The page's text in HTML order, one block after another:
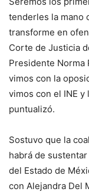
tenderles la mano
transforme en
Corte de Justicia
Presidente Norma
vimos con la
vimos con el INE y
puntualizó.
Sostuvo que la
habrá de
del Estado de
con Alejandra Del